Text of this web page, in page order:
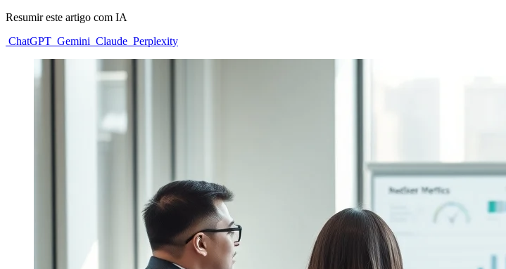
Resumir este artigo com IA
ChatGPT Gemini Claude Perplexity